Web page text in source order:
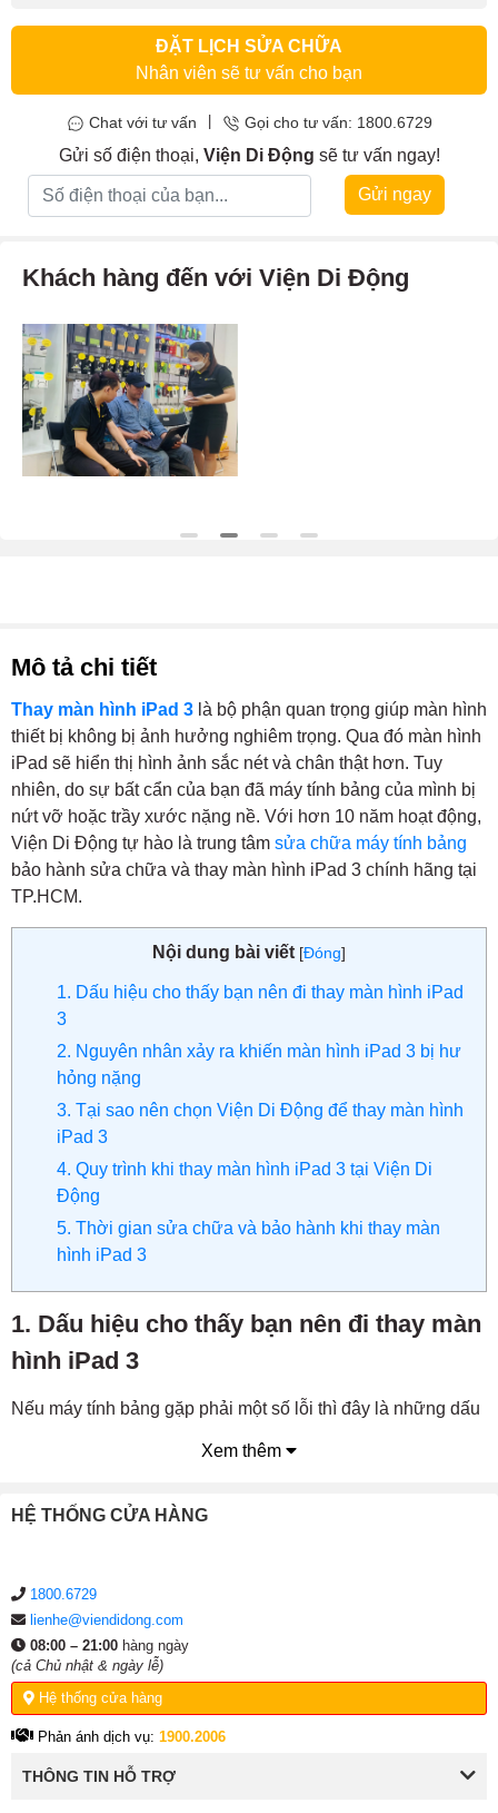
ĐẶT LỊCH SỬA CHỮA
Nhân viên sẽ tư vấn cho bạn
Chat với tư vấn Gọi cho tư vấn: 1800.6729
Gửi số điện thoại, Viện Di Động sẽ tư vấn ngay!
Gửi ngay
Khách hàng đến với Viện Di Động
Mô tả chi tiết
Thay màn hình iPad 3 là bộ phận quan trọng giúp màn hình
thiết bị không bị ảnh hưởng nghiêm trọng. Qua đó màn hình
iPad sẽ hiển thị hình ảnh sắc nét và chân thật hơn. Tuy
nhiên, do sự bất cẩn của bạn đã máy tính bảng của mình bị
nứt vỡ hoặc trầy xước nặng nề. Với hơn 10 năm hoạt động,
Viện Di Động tự hào là trung tâm sửa chữa máy tính bảng
bảo hành sửa chữa và thay màn hình iPad 3 chính hãng tại
TP.HCM.
Nội dung bài viết [Đóng]
1. Dấu hiệu cho thấy bạn nên đi thay màn hình iPad
3
2. Nguyên nhân xảy ra khiến màn hình iPad 3 bị hư
hỏng nặng
3. Tại sao nên chọn Viện Di Động để thay màn hình
iPad 3
4. Quy trình khi thay màn hình iPad 3 tại Viện Di
Động
5. Thời gian sửa chữa và bảo hành khi thay màn
hình iPad 3
1. Dấu hiệu cho thấy bạn nên đi thay màn
hình iPad 3
Nếu máy tính bảng gặp phải một số lỗi thì đây là những dấu
tục.
Màn hình iPad 3 có dấu hiệu chảy mực bên trong hiển
thị, có đốm đen lớn.
Khi các bạn thấy các dấu hiệu trên thì máy đã bị khá nghiêm
trọng ảnh hưởng đến phần cứng nên các bạn không thể tự
khắc phục ở nhà được. Cách tốt nhất là đem máy đến Viện
Di Động để được kiểm tra và
hãng.
Xem thêm
HỆ THỐNG CỬA HÀNG
1800.6729
lienhe@viendidong.com
08:00 – 21:00 hàng ngày
(cả Chủ nhật & ngày lễ)
Hệ thống cửa hàng
Phản ánh dịch vụ: 1900.2006
THÔNG TIN HỖ TRỢ